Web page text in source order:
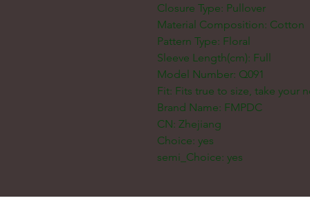
Closure Type: Pullover
Material Composition: Cotton
Pattern Type: Floral
Sleeve Length(cm): Full
Model Number: Q091
Fit: Fits true to size, take your
Brand Name: FMPDC
CN: Zhejiang
Choice: yes
semi_Choice: yes